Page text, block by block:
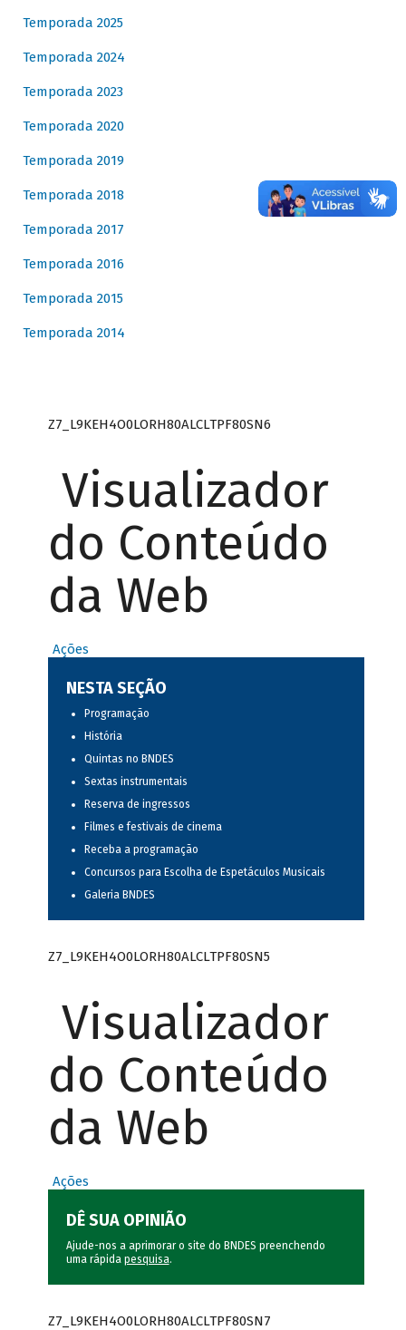
Temporada 2025
Temporada 2024
Temporada 2023
Temporada 2020
Temporada 2019
Temporada 2018
Temporada 2017
Temporada 2016
Temporada 2015
Temporada 2014
Z7_L9KEH4O0LORH80ALCLTPF80SN6
Visualizador
do Conteúdo
da Web
Ações
NESTA SEÇÃO
Programação
História
Quintas no BNDES
Sextas instrumentais
Reserva de ingressos
Filmes e festivais de cinema
Receba a programação
Concursos para Escolha de Espetáculos Musicais
Galeria BNDES
Z7_L9KEH4O0LORH80ALCLTPF80SN5
Visualizador
do Conteúdo
da Web
Ações
DÊ SUA OPINIÃO
Ajude-nos a aprimorar o site do BNDES preenchendo
uma rápida pesquisa.
Z7_L9KEH4O0LORH80ALCLTPF80SN7